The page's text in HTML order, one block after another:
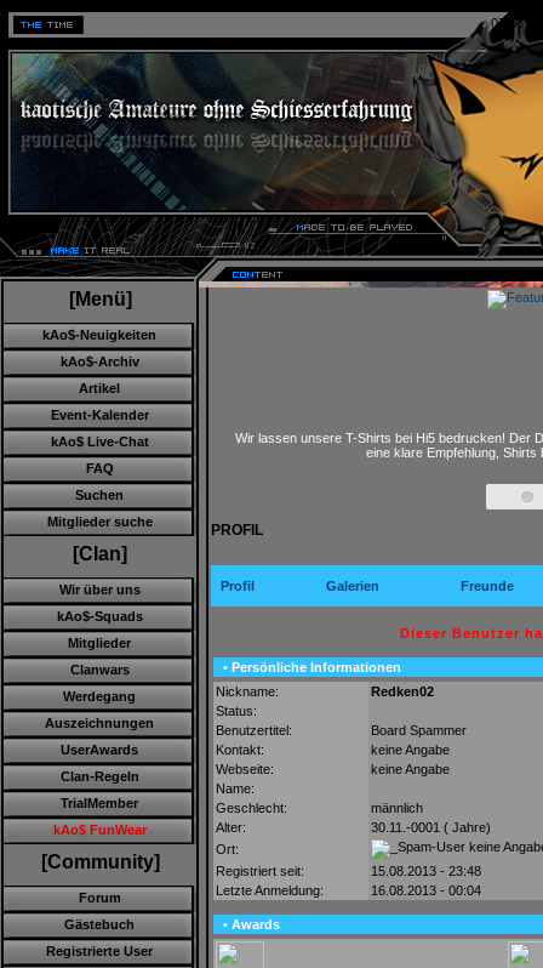
[Menü]
kAo$-Neuigkeiten
kAo$-Archiv
Artikel
Event-Kalender
kAo$ Live-Chat
FAQ
Suchen
Mitglieder suche
[Clan]
Wir über uns
kAo$-Squads
Mitglieder
Clanwars
Werdegang
Auszeichnungen
UserAwards
Clan-Regeln
TrialMember
kAo$ FunWear
[Community]
Forum
Gästebuch
Registrierte User
Wir lassen unsere T-Shirts bei Hi5 bedrucken! Der
eine klare Empfehlung,
PROFIL
Profil Galerien Freunde
Dieser Benutzer
• Persönliche Informationen
Nickname:
Redken02
Status:
Benutzertitel:
Board Spammer
Kontakt:
keine Angabe
Webseite:
keine Angabe
Name:
Geschlecht:
männlich
Alter:
30.11.-0001 ( Jahre)
Ort:
keine
Registriert seit:
15.08.2013 - 23:48
Letzte Anmeldung:
16.08.2013 - 00:04
• Awards